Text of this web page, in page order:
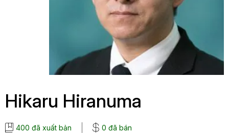
Hikaru Hiranuma
400 đã xuất bản 0 đã bán